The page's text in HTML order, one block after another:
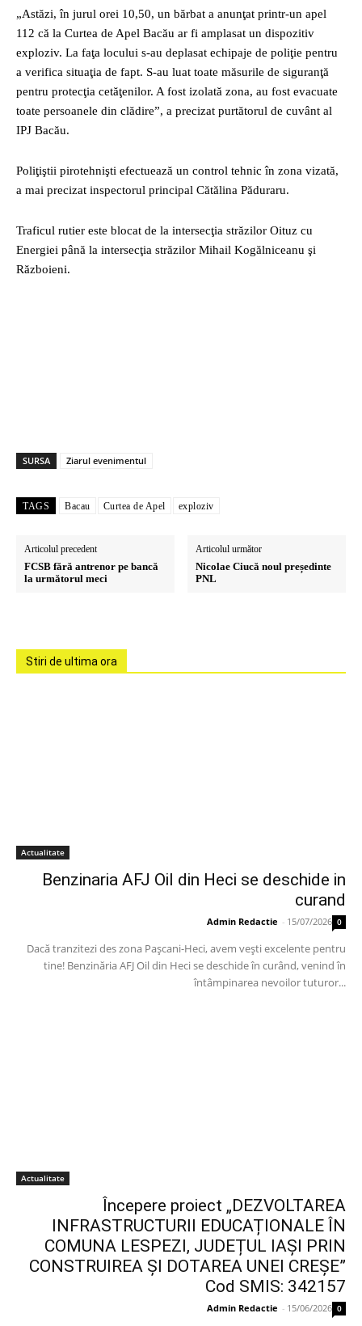
„Astăzi, în jurul orei 10,50, un bărbat a anunţat printr-un apel
112 că la Curtea de Apel Bacău ar fi amplasat un dispozitiv
exploziv. La faţa locului s-au deplasat echipaje de poliţie pentru
a verifica situaţia de fapt. S-au luat toate măsurile de siguranţă
pentru protecţia cetăţenilor. A fost izolată zona, au fost evacuate
toate persoanele din clădire”, a precizat purtătorul de cuvânt al
IPJ Bacău.
Poliţiştii pirotehnişti efectuează un control tehnic în zona vizată,
a mai precizat inspectorul principal Cătălina Păduraru.
Traficul rutier este blocat de la intersecţia străzilor Oituz cu
Energiei până la intersecţia străzilor Mihail Kogălniceanu şi
Războieni.
SURSA Ziarul evenimentul
TAGS Bacau Curtea de Apel exploziv
Articolul precedent
FCSB fără antrenor pe bancă
la următorul meci
Articolul următor
Nicolae Ciucă noul președinte
PNL
Stiri de ultima ora
Actualitate
Benzinaria AFJ Oil din Heci se deschide in
curand
Admin Redactie - 15/07/2026 0
Dacă tranzitezi des zona Pașcani-Heci, avem vești excelente pentru
tine! Benzinăria AFJ Oil din Heci se deschide în curând, venind în
întâmpinarea nevoilor tuturor...
Actualitate
Începere proiect „DEZVOLTAREA
INFRASTRUCTURII EDUCAȚIONALE ÎN
COMUNA LESPEZI, JUDEȚUL IAȘI PRIN
CONSTRUIREA ȘI DOTAREA UNEI CREȘE”
Cod SMIS: 342157
Admin Redactie - 15/06/2026 0